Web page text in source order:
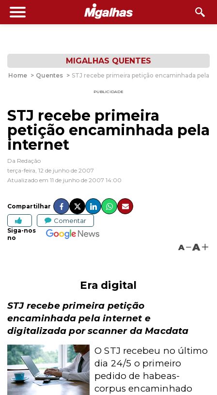
MIGALHAS QUENTES
Home > Quentes > STJ recebe primeira petição encaminhada pela
PUBLICIDADE
STJ recebe primeira
petição encaminhada pela
internet
Da Redação
terça-feira, 12 de junho de 2007
Atualizado em 11 de junho de 2007 14:00
Compartilhar
Comentar
Siga-nos
no
A A
Era digital
STJ recebe primeira petição
encaminhada pela internet e
digitalizada porscanner da Macdata
O STJ recebeu no último
dia 24/5 o primeiro
pedido de habeas-
corpus encaminhado